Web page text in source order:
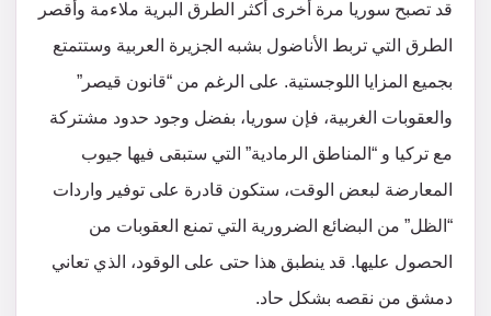
قد تصبح سوريا مرة أخرى أكثر الطرق البرية ملاءمة وأقصر
الطرق التي تربط الأناضول بشبه الجزيرة العربية وستتمتع
بجميع المزايا اللوجستية. على الرغم من “قانون قيصر”
والعقوبات الغربية، فإن سوريا، بفضل وجود حدود مشتركة
مع تركيا و “المناطق الرمادية” التي ستبقى فيها جيوب
المعارضة لبعض الوقت، ستكون قادرة على توفير واردات
“الظل” من البضائع الضرورية التي تمنع العقوبات من
الحصول عليها. قد ينطبق هذا حتى على الوقود، الذي تعاني
دمشق من نقصه بشكل حاد.